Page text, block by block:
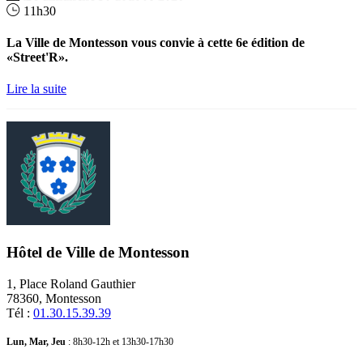
11h30
La Ville de Montesson vous convie à cette 6e édition de
«Street'R».
Lire la suite
Hôtel de Ville de Montesson
1, Place Roland Gauthier
78360, Montesson
Tél : 01.30.15.39.39
Lun, Mar, Jeu : 8h30-12h et 13h30-17h30